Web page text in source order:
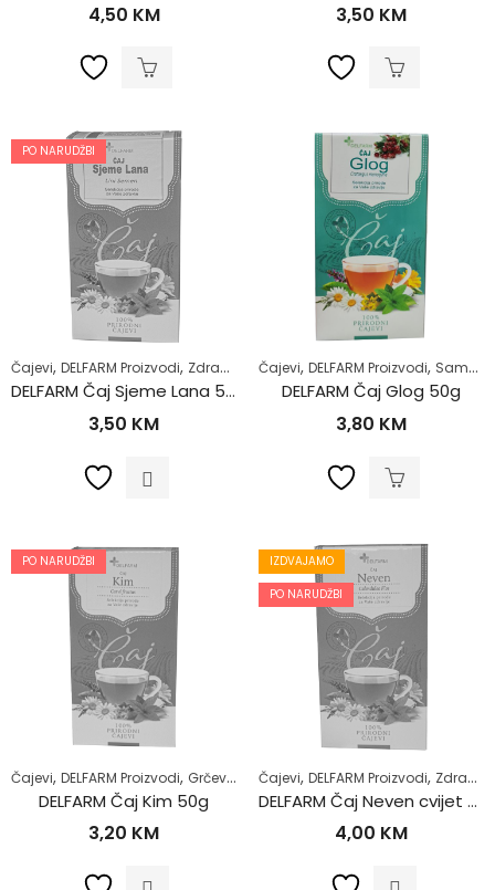
4,50 KM 3,50 KM
PO NARUDŽBI
Čajevi, DELFARM Proizvodi, Zdrav život
DELFARM Čaj Sjeme Lana 50g
3,50 KM
Čajevi, DELFARM Proizvodi, Samoliječenje
DELFARM Čaj Glog 50g
3,80 KM
PO NARUDŽBI
Čajevi, DELFARM Proizvodi, Grčevi kod beba , Majke i djeca,Zdrav život
DELFARM Čaj Kim 50g
3,20 KM
IZDVAJAMO
PO NARUDŽBI
Čajevi, DELFARM Proizvodi, Zdrav život
DELFARM Čaj Neven cvijet 50g
4,00 KM